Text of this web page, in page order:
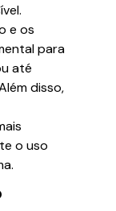
e os
para
até
disso,
o uso